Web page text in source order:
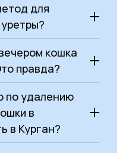
для
кошка
правда?
через
по удалению
в
в Курган?